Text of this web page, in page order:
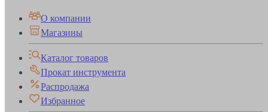
О компании
Магазины
Каталог товаров
Прокат инструмента
Распродажа
Избранное